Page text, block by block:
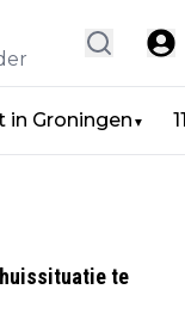
in Groningen ▼
te